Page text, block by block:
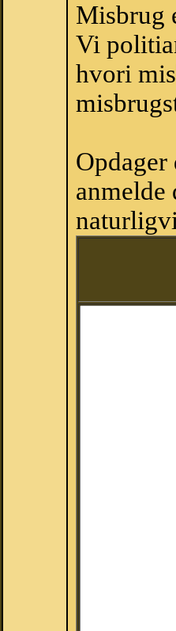
Misbrug
Vi
hvori
Opdager
anmelde